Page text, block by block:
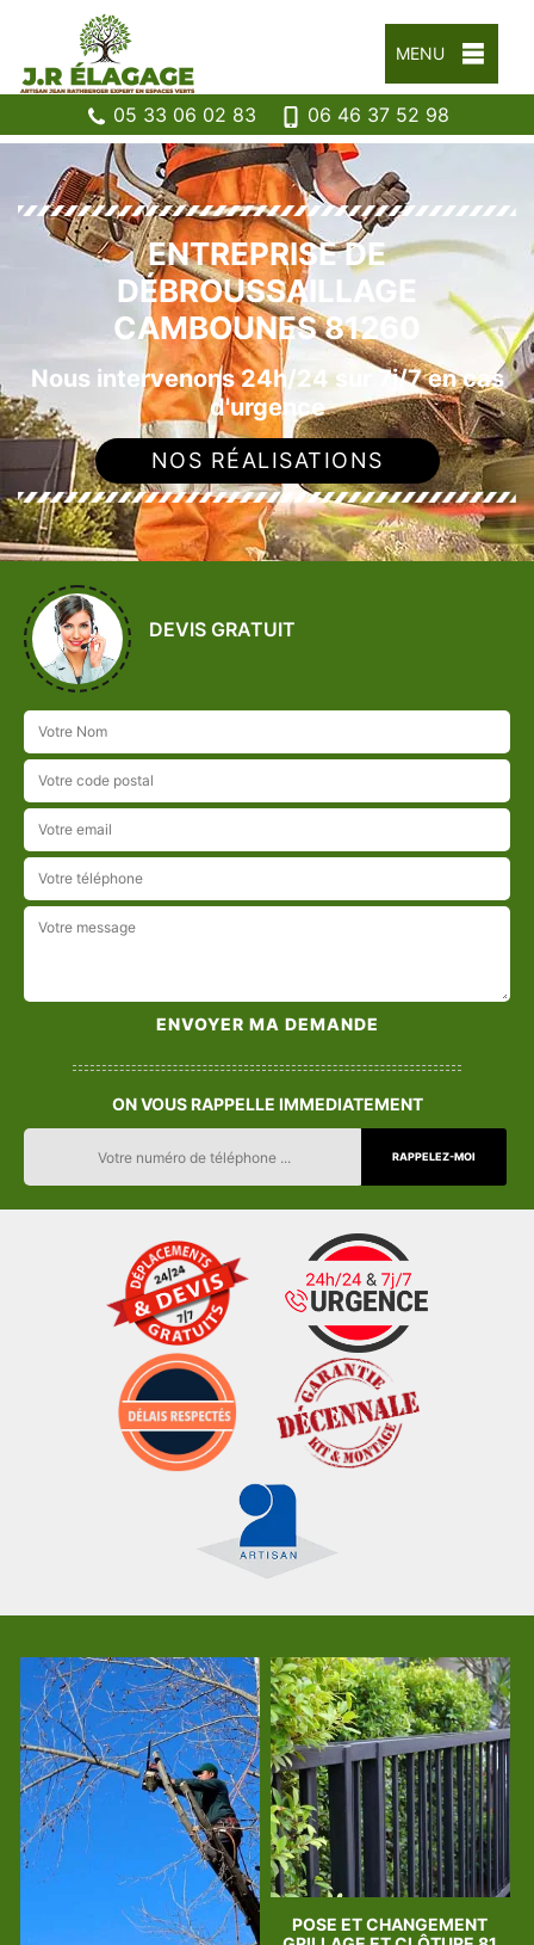
MENU
05 33 06 02 83 06 46 37 52 98
ENTREPRISE DE
DÉBROUSSAILLAGE
CAMBOUNES 81260
Nous intervenons 24h/24 sur 7j/7 en cas
d'urgence
NOS RÉALISATIONS
DEVIS GRATUIT
ON VOUS RAPPELLE IMMEDIATEMENT
POSE ET CHANGEMENT